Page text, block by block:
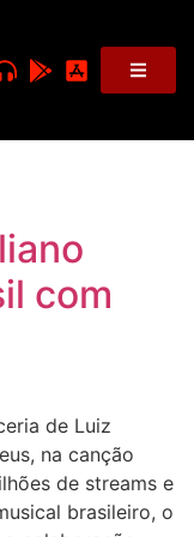
com
de Luiz
na canção
de streams e
brasileiro, o